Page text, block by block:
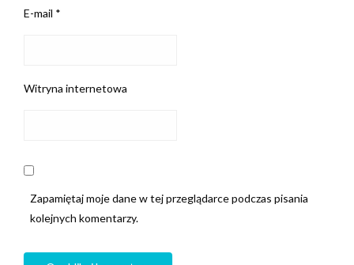
E-mail *
Witryna internetowa
Zapamiętaj moje dane w tej przeglądarce podczas pisania
kolejnych komentarzy.